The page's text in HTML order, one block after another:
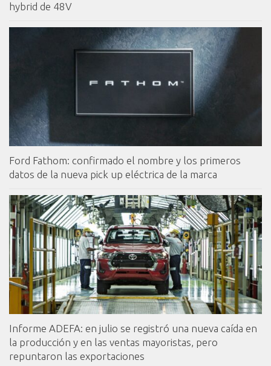
hybrid de 48V
Ford Fathom: confirmado el nombre y los primeros
datos de la nueva pick up eléctrica de la marca
Informe ADEFA: en julio se registró una nueva caída en
la producción y en las ventas mayoristas, pero
repuntaron las exportaciones